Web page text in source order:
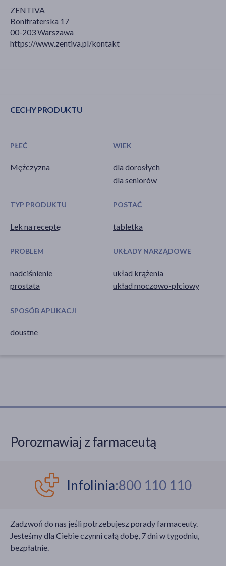
ZENTIVA
Bonifraterska 17
00-203 Warszawa
https://www.zentiva.pl/kontakt
CECHY PRODUKTU
PŁEĆ
Mężczyzna
WIEK
dla dorosłych
dla seniorów
TYP PRODUKTU
Lek na receptę
POSTAĆ
tabletka
PROBLEM
nadciśnienie
prostata
UKŁADY NARZĄDOWE
układ krążenia
układ moczowo-płciowy
SPOSÓB APLIKACJI
doustne
Porozmawiaj z farmaceutą
Infolinia:800 110 110
Zadzwoń do nas jeśli potrzebujesz porady farmaceuty.
Jesteśmy dla Ciebie czynni całą dobę, 7 dni w tygodniu,
bezpłatnie.